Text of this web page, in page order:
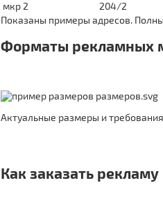
мкр 2
204/2
Показаны примеры адресов.
Форматы рекламных
Актуальные размеры и
Как заказать